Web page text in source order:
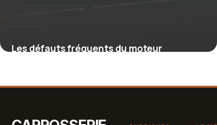
Les défauts fréquents du moteur